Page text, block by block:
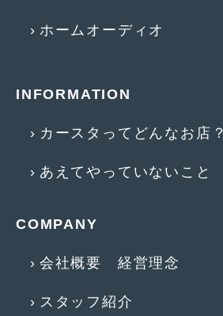
ホームオーディオ
INFORMATION
カースタってどんなお店？
あえてやっていないこと
COMPANY
会社概要 経営理念
スタッフ紹介